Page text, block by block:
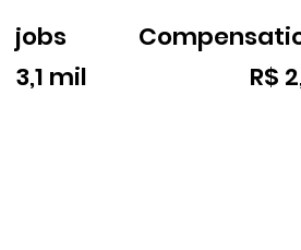
jobs
3,1 mil
R$